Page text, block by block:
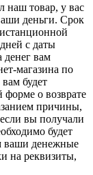
наш товар, у вас
деньги. Срок
с даты
денег вам
магазина по
будет
форме о возврате
причины,
вы получали
будет
ваши денежные
на реквизиты,